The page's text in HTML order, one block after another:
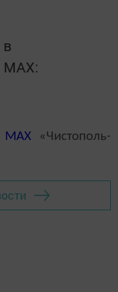
MАХ:
MAX«Чистополь-